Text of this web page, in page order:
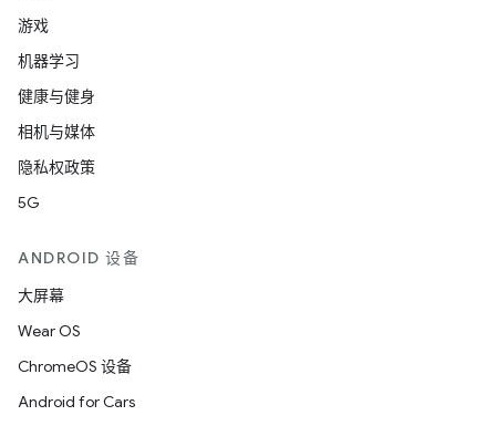
游戏
机器学习
健康与健身
相机与媒体
隐私权政策
5G
ANDROID 设备
大屏幕
Wear OS
ChromeOS 设备
Android for Cars